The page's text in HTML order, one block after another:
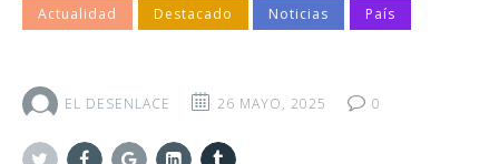
Actualidad Destacado Noticias País
EL DESENLACE 26 MAYO, 2025 0